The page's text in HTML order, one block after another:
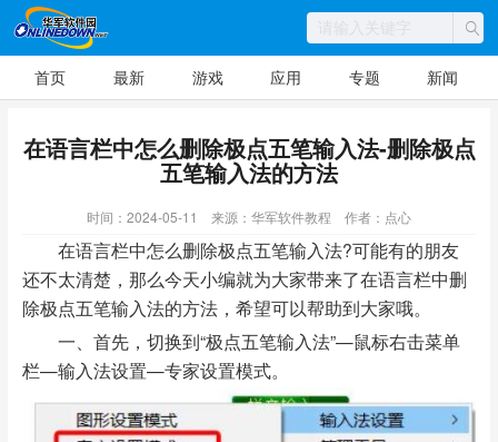
首页 最新 游戏 应用 专题 新闻
在语言栏中怎么删除极点五笔输入法-删除极点
五笔输入法的方法
时间：2024-05-11 来源：华军软件教程 作者：点心
在语言栏中怎么删除极点五笔输入法?可能有的朋友
还不太清楚，那么今天小编就为大家带来了在语言栏中删
除极点五笔输入法的方法，希望可以帮助到大家哦。
一、首先，切换到“极点五笔输入法”—鼠标右击菜单
栏—输入法设置—专家设置模式。